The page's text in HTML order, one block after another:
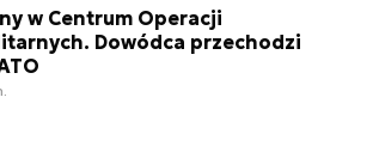
w Centrum Operacji
Dowódca przechodzi